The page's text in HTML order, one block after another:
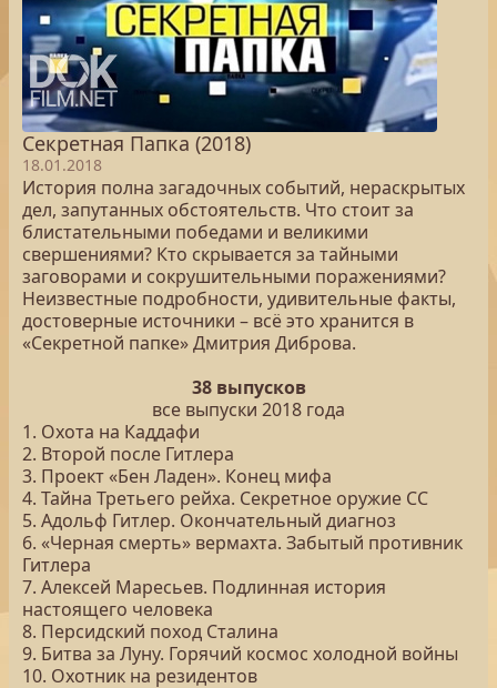
Секретная Папка (2018)
18.01.2018
История полна загадочных событий, нераскрытых
дел, запутанных обстоятельств. Что стоит за
блистательными победами и великими
свершениями? Кто скрывается за тайными
заговорами и сокрушительными поражениями?
Неизвестные подробности, удивительные факты,
достоверные источники – всё это хранится в
«Секретной папке» Дмитрия Диброва.
38 выпусков
все выпуски 2018 года
1. Охота на Каддафи
2. Второй после Гитлера
3. Проект «Бен Ладен». Конец мифа
4. Тайна Третьего рейха. Секретное оружие СС
5. Адольф Гитлер. Окончательный диагноз
6. «Черная смерть» вермахта. Забытый противник
Гитлера
7. Алексей Маресьев. Подлинная история
настоящего человека
8. Персидский поход Сталина
9. Битва за Луну. Горячий космос холодной войны
10. Охотник на резидентов